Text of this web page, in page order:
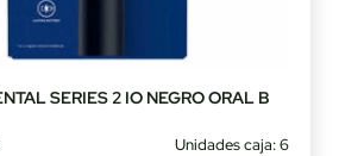
SERIES 2 IO NEGRO ORAL B
Unidades caja: 6